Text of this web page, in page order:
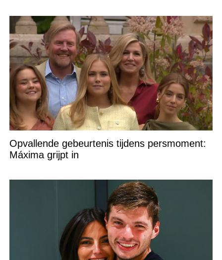
Opvallende gebeurtenis tijdens persmoment:
Máxima grijpt in